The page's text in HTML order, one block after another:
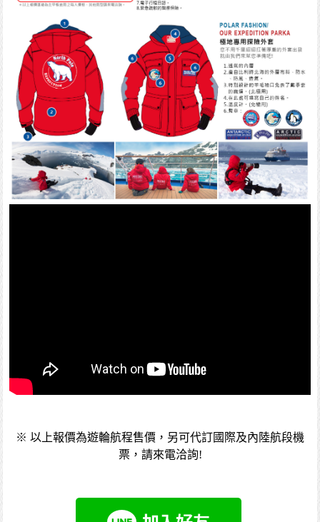
※ 以上報價為遊輪航程售價，另可代訂國際及內陸航段機
票，請來電洽詢!